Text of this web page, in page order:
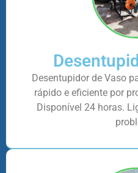
Desentupidor de Vaso
rápido e eficiente por
Disponível 24 horas.